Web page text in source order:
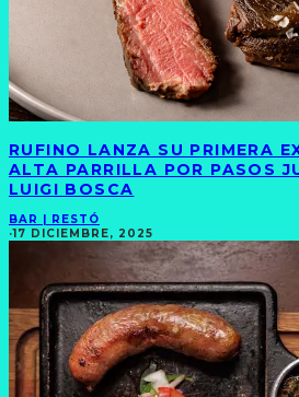
RUFINO LANZA SU PRIMERA
ALTA PARRILLA POR PASOS
LUIGI BOSCA
BAR | RESTÓ
·17 DICIEMBRE, 2025